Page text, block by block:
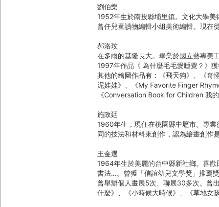
劉伯樂
1952年生於南投縣埔里鎮。文化大學美
曾任兒童讀物編輯小組美術編輯。現在
郝洛玟
在多雨的基隆長大。畢業於國立藝專美
1997年作品《 為什麼毛毛愛睡覺？》
其他的繪圖作品有：《飛天狗》、《奇
泥娃娃》、《My Favorite Finger
《Conversation Book for Children 我
施政廷
1960年生，現住在桃園縣中壢市。專
同的技法和材料來創作，認為繪畫創作
王金選
1964年生於美麗的台中縣新社鄉。喜
書法…。曾獲「信誼幼兒文學獎」推薦
曾舉辦個人畫展5次、聯展30多次。曾
什麼》、《小時候大時候》、《草地女